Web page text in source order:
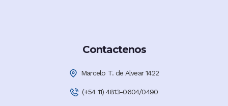
Contactenos
Marcelo T. de Alvear 1422
(+54 11) 4813-0604/0490